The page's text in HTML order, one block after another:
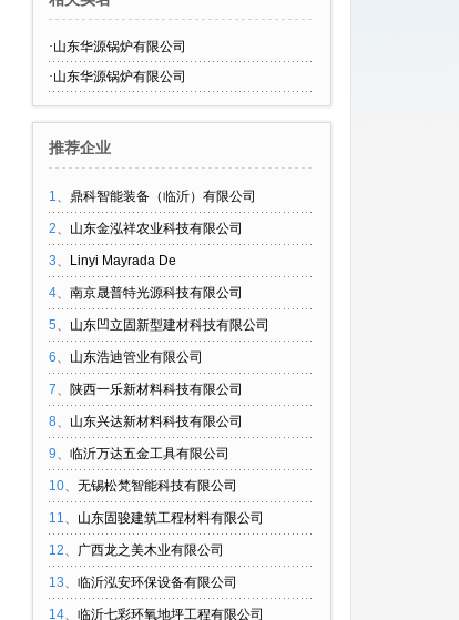
·山东华源锅炉有限公司
·山东华源锅炉有限公司
推荐企业
1、 鼎科智能装备（临沂）有限公司
2、 山东金泓祥农业科技有限公司
3、 Linyi Mayrada De
4、 南京晟普特光源科技有限公司
5、 山东凹立固新型建材科技有限公司
6、 山东浩迪管业有限公司
7、 陕西一乐新材料科技有限公司
8、 山东兴达新材料科技有限公司
9、 临沂万达五金工具有限公司
10、 无锡松梵智能科技有限公司
11、 山东固骏建筑工程材料有限公司
12、 广西龙之美木业有限公司
13、 临沂泓安环保设备有限公司
14、 临沂七彩环氧地坪工程有限公司